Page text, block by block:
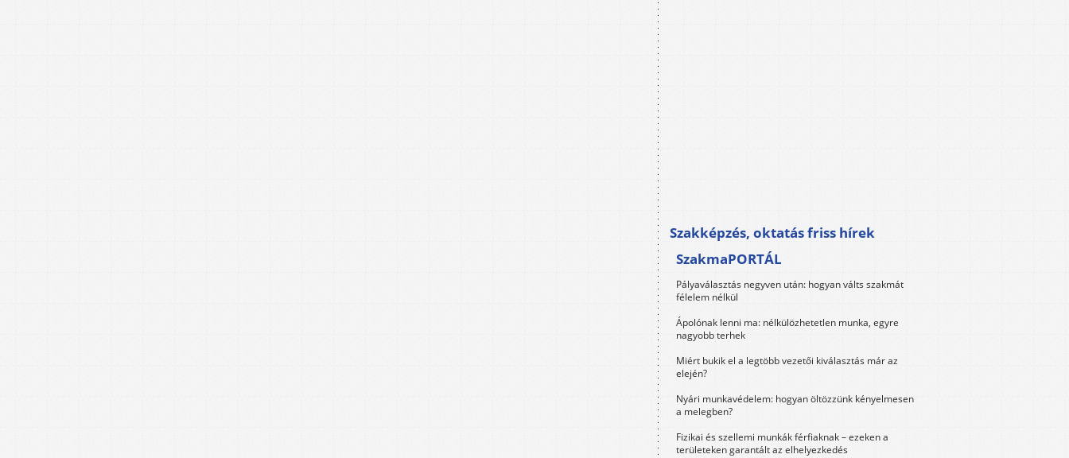
Szakképzés, oktatás friss hírek
SzakmaPORTÁL
Pályaválasztás negyven után: hogyan válts szakmát
félelem nélkül
Ápolónak lenni ma: nélkülözhetetlen munka, egyre
nagyobb terhek
Miért bukik el a legtöbb vezetői kiválasztás már az
elején?
Nyári munkavédelem: hogyan öltözzünk kényelmesen
a melegben?
Fizikai és szellemi munkák férfiaknak – ezeken a
területeken garantált az elhelyezkedés